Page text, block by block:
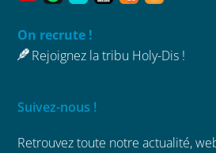
On recrute !
Rejoignez la tribu Holy-Dis !
Suivez-nous !
Retrouvez toute notre actualité,